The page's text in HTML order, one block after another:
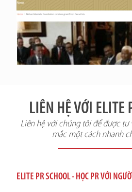
LIÊN HỆ VỚI ELITE
Liên hệ với chúng tôi để được tư
mắc một cách nhanh
ELITE PR SCHOOL - HỌC PR VỚI